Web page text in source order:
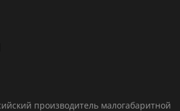
производитель малогабаритной